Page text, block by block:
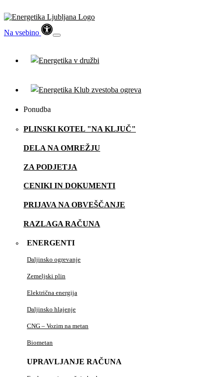
Na vsebino
Ponudba
PLINSKI KOTEL "NA KLJUČ"
DELA NA OMREŽJU
ZA PODJETJA
CENIKI IN DOKUMENTI
PRIJAVA NA OBVEŠČANJE
RAZLAGA RAČUNA
ENERGENTI
Daljinsko ogrevanje
Zemeljski plin
Električna energija
Daljinsko hlajenje
CNG – Vozim na metan
Biometan
UPRAVLJANJE RAČUNA